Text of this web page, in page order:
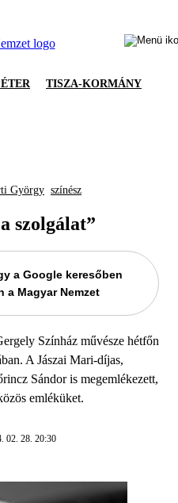
TISZA-KORMÁNY
György színész
szolgálat”
a Google keresőben
a Magyar Nemzet
Színház művésze hétfőn
A Jászai Mari-díjas,
Sándor is megemlékezett,
emléküket.
02. 28. 20:30